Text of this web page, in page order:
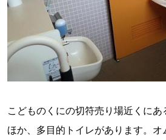
こどものくにの切符売り場近くに
ほか、多目的トイレがあります。